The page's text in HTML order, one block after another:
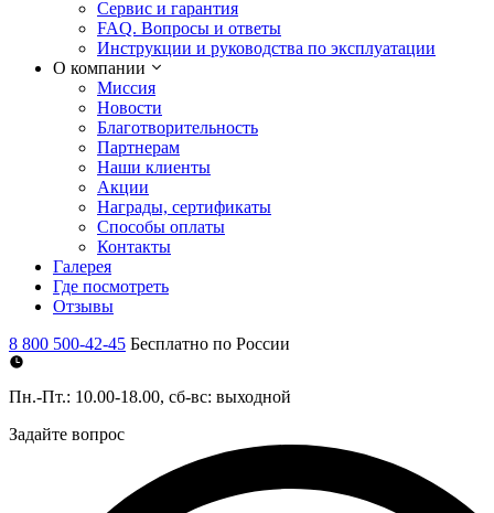
Сервис и гарантия
FAQ. Вопросы и ответы
Инструкции и руководства по эксплуатации
О компании
Миссия
Новости
Благотворительность
Партнерам
Наши клиенты
Акции
Награды, сертификаты
Способы оплаты
Контакты
Галерея
Где посмотреть
Отзывы
8 800 500-42-45 Бесплатно по России
Пн.-Пт.: 10.00-18.00, сб-вс: выходной
Задайте вопрос